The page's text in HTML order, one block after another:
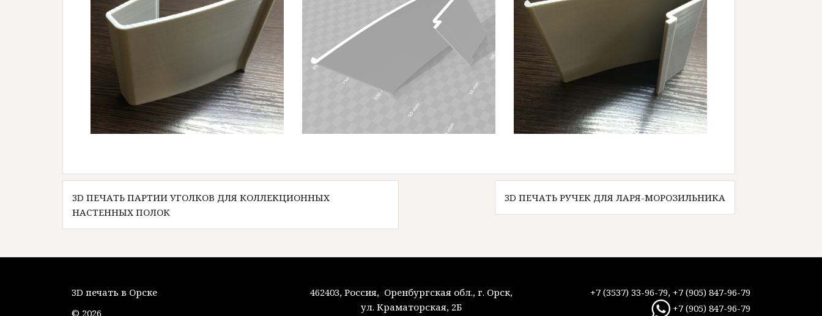
Навигация
по
записям
3D ПЕЧАТЬ ПАРТИИ УГОЛКОВ ДЛЯ КОЛЛЕКЦИОННЫХ
НАСТЕННЫХ ПОЛОК
3D ПЕЧАТЬ РУЧЕК ДЛЯ ЛАРЯ-МОРОЗИЛЬНИКА
3D печать в Орске
© 2026
462403, Россия, Оренбургская обл., г. Орск,
ул. Краматорская, 2Б
+7 (3537) 33-96-79, +7 (905) 847-96-79
+7 (905) 847-96-79